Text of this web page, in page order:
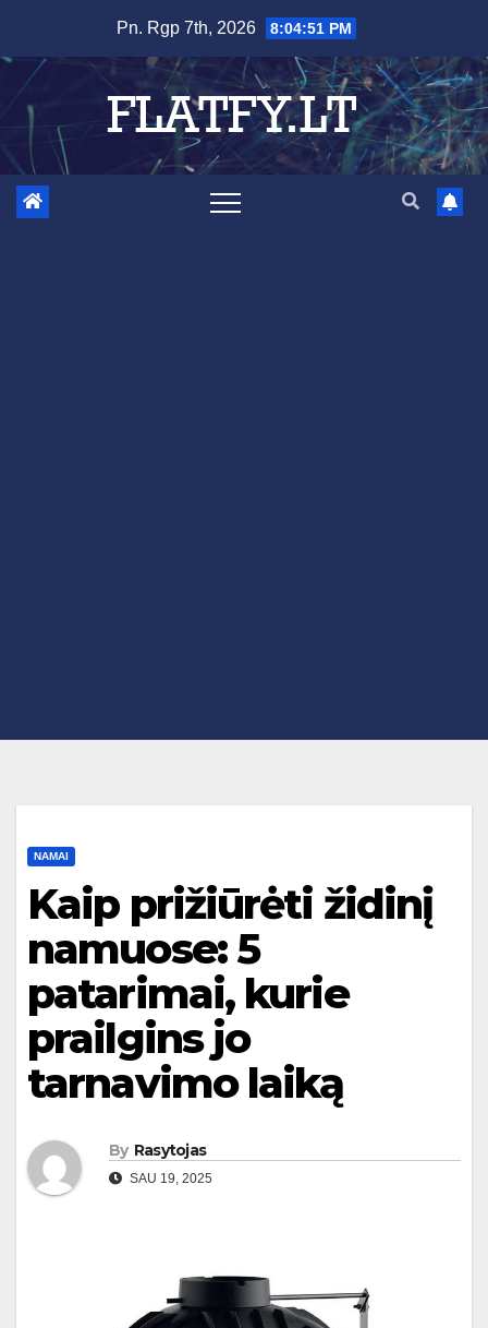
content
Pn. Rgp 7th, 2026 8:04:52 PM
NAMAI
Kaip prižiūrėti židinį
namuose: 5
patarimai, kurie
prailgins jo
tarnavimo laiką
By Rasytojas
SAU 19, 2025